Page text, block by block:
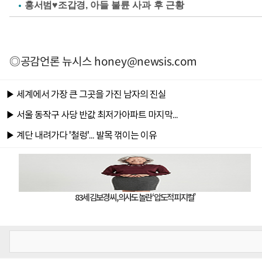
홍서범♥조갑경, 아들 불륜 사과 후 근황
◎공감언론 뉴시스honey@newsis.com